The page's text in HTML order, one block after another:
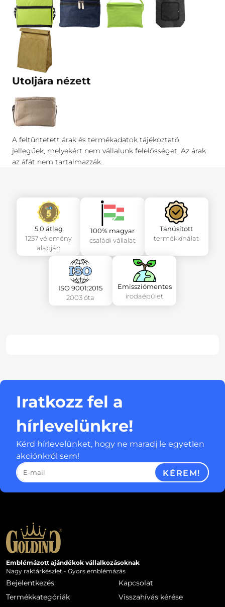
Utoljára nézett
A feltüntetett árak és termékadatok tájékoztató
jellegűek, melyekért nem vállalunk felelősséget. Az árak
az áfát nem tartalmazzák.
5.0 átlag
1257 vélemény
alapján
100% magyar
családi vállalat
Tanúsított
termékkínálat
ISO 9001:2015
2003 óta
Emissziómentes
irodaépület
Iratkozz fel a
hírlevelünkre!
Kérd hírlevelünket, hogy ne maradj le egyetlen
akciónkról sem!
KÉREM!
Emblémázott ajándékok vállalkozásoknak
Nagy raktárkészlet - Gyors emblémázás
Bejelentkezés
Termékkategóriák
Kapcsolat
Visszahívás kérése